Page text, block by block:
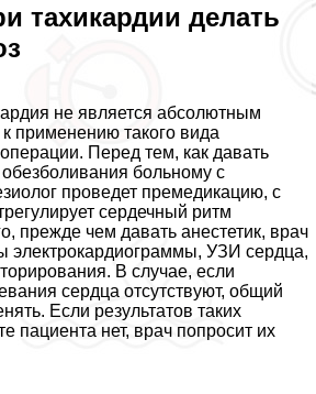
тахикардии делать
не является абсолютным
применению такого вида
Перед тем, как давать
больному с
проведет премедикацию, с
сердечный ритм
прежде чем давать анестетик, врач
электрокардиограммы, УЗИ сердца,
В случае, если
сердца отсутствуют, общий
Если результатов таких
пациента нет, врач попросит их